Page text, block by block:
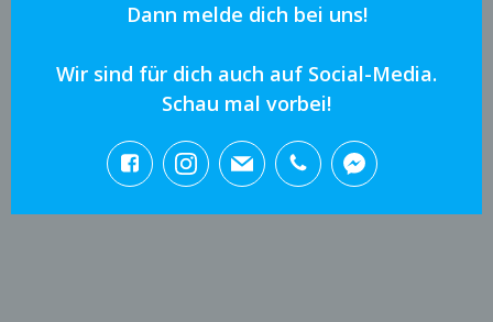
Dann melde dich bei uns!
Wir sind für dich auch auf Social-Media.
Schau mal vorbei!